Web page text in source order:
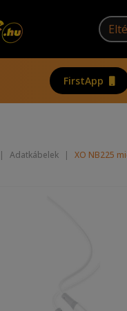
FirstApp
| Adatkábelek | XO NB225